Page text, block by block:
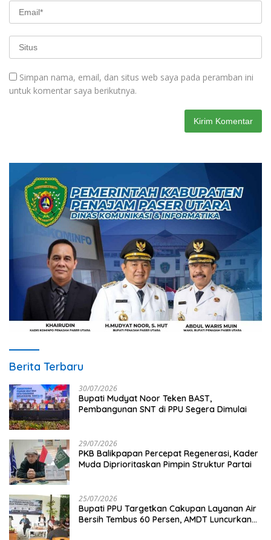
Simpan nama, email, dan situs web saya pada peramban ini
untuk komentar saya berikutnya.
Berita Terbaru
30/07/2026
Bupati Mudyat Noor Teken BAST,
Pembangunan SNT di PPU Segera Dimulai
29/07/2026
PKB Balikpapan Percepat Regenerasi, Kader
Muda Diprioritaskan Pimpin Struktur Partai
25/07/2026
Bupati PPU Targetkan Cakupan Layanan Air
Bersih Tembus 60 Persen, AMDT Luncurkan